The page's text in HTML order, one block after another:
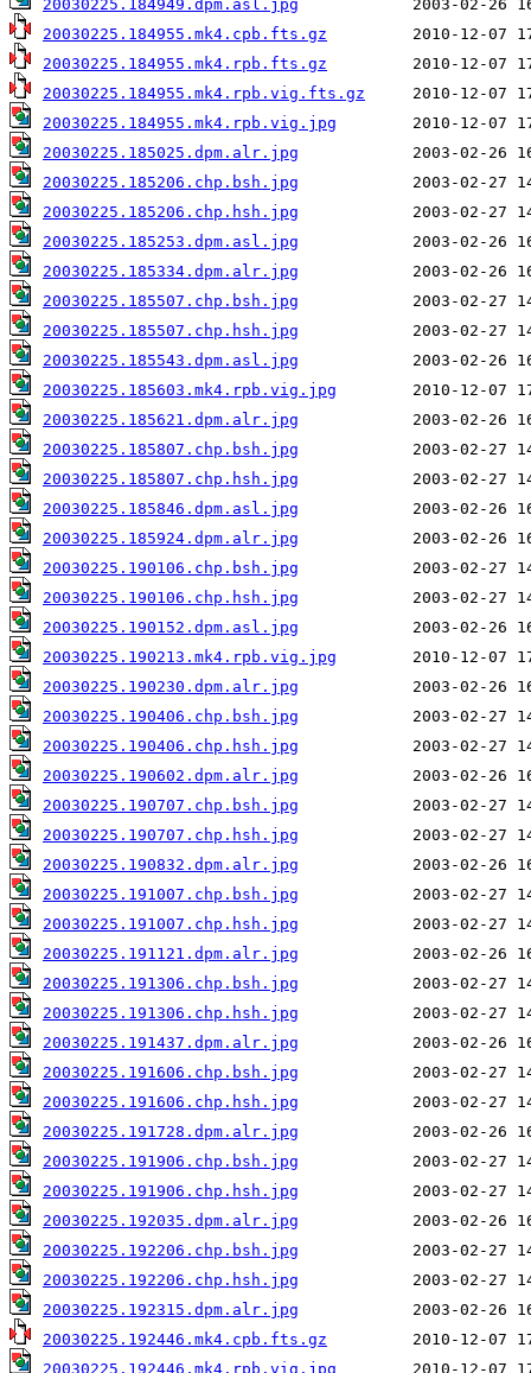
20030225.184949.dpm.asl.jpg
20030225.184955.mk4.cpb.fts.gz
20030225.184955.mk4.rpb.fts.gz
20030225.184955.mk4.rpb.vig.fts.gz
20030225.184955.mk4.rpb.vig.jpg
20030225.185025.dpm.alr.jpg
20030225.185206.chp.bsh.jpg
20030225.185206.chp.hsh.jpg
20030225.185253.dpm.asl.jpg
20030225.185334.dpm.alr.jpg
20030225.185507.chp.bsh.jpg
20030225.185507.chp.hsh.jpg
20030225.185543.dpm.asl.jpg
20030225.185603.mk4.rpb.vig.jpg
20030225.185621.dpm.alr.jpg
20030225.185807.chp.bsh.jpg
20030225.185807.chp.hsh.jpg
20030225.185846.dpm.asl.jpg
20030225.185924.dpm.alr.jpg
20030225.190106.chp.bsh.jpg
20030225.190106.chp.hsh.jpg
20030225.190152.dpm.asl.jpg
20030225.190213.mk4.rpb.vig.jpg
20030225.190230.dpm.alr.jpg
20030225.190406.chp.bsh.jpg
20030225.190406.chp.hsh.jpg
20030225.190602.dpm.alr.jpg
20030225.190707.chp.bsh.jpg
20030225.190707.chp.hsh.jpg
20030225.190832.dpm.alr.jpg
20030225.191007.chp.bsh.jpg
20030225.191007.chp.hsh.jpg
20030225.191121.dpm.alr.jpg
20030225.191306.chp.bsh.jpg
20030225.191306.chp.hsh.jpg
20030225.191437.dpm.alr.jpg
20030225.191606.chp.bsh.jpg
20030225.191606.chp.hsh.jpg
20030225.191728.dpm.alr.jpg
20030225.191906.chp.bsh.jpg
20030225.191906.chp.hsh.jpg
20030225.192035.dpm.alr.jpg
20030225.192206.chp.bsh.jpg
20030225.192206.chp.hsh.jpg
20030225.192315.dpm.alr.jpg
20030225.192446.mk4.cpb.fts.gz
20030225.192446.mk4.rpb.vig.jpg